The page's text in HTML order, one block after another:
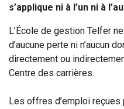
s’applique ni à l’un ni à
L’École de gestion Telfer
d’aucune perte ni n’aucun
directement ou
Centre des carrières.
Les offres d’emploi